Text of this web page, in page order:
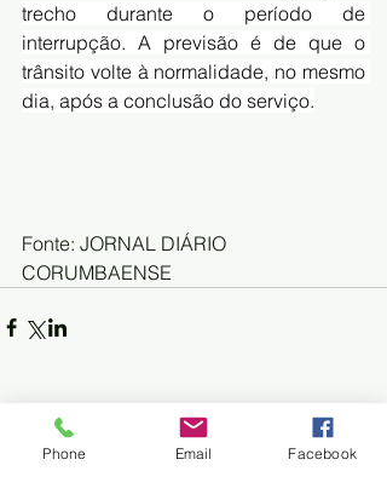
trecho durante o período de
interrupção. A previsão é de que o
trânsito volte à normalidade, no mesmo
dia, após a conclusão do serviço.
Fonte: JORNAL DIÁRIO
CORUMBAENSE
Phone Email Facebook